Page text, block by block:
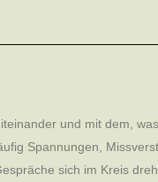
und mit dem,
Spannungen,
sich im Kreis